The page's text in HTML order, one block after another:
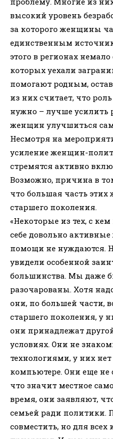
высокий уровень
за которого женщины
единственным
этого в регионах
которых уехали
помогают родным,
из них считает, что
нужно – лучше
женщин улучшиться
Несмотря на
усиление женщин-
стремятся активно
Возможно, причина в
что большая часть
старшего поколения.
«Некоторые из тех, с
себе довольно
помощи не нуждаются.
увидели особенной
большинства. Мы даже
разочарованы. Хотя
они, по большей части,
старшего поколения, у
они принадлежат
условиях. Они не
технологиями, у них
компьютере. Они еще не
что значит местное
время, они заявляют,
семьей ради политики.
совместить, но для всех